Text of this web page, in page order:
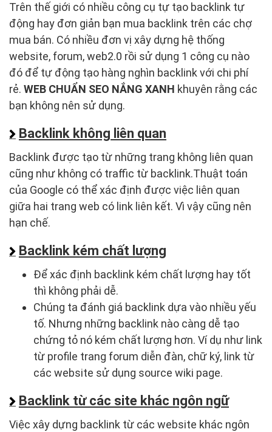
Trên thế giới có nhiều công cụ tự tạo backlink tự
động hay đơn giản bạn mua backlink trên các chợ
mua bán. Có nhiều đơn vị xây dựng hệ thống
website, forum, web2.0 rồi sử dụng 1 công cụ nào
đó để tự động tạo hàng nghìn backlink với chi phí
rẻ. WEB CHUẨN SEO NẮNG XANH khuyên rằng các
bạn không nên sử dụng.
Backlink không liên quan
Backlink được tạo từ những trang không liên quan
cũng như không có traffic từ backlink.Thuật toán
của Google có thể xác định được việc liên quan
giữa hai trang web có link liên kết. Vì vậy cũng nên
hạn chế.
Backlink kém chất lượng
Để xác định backlink kém chất lượng hay tốt
thì không phải dễ.
Chúng ta đánh giá backlink dựa vào nhiều yếu
tố. Nhưng những backlink nào càng dễ tạo
chứng tỏ nó kém chất lượng hơn. Ví dụ như link
từ profile trang forum diễn đàn, chữ ký, link từ
các website sử dụng source wiki page.
Backlink từ các site khác ngôn ngữ
Việc xây dựng backlink từ các website khác ngôn